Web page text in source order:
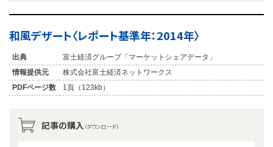
和風デザート〈レポート基準年：2014年〉
出典
富士経済グループ「マーケットシェアデータ」
情報提供元
株式会社富士経済ネットワークス
PDFページ数
1頁（123kb）
記事の購入 （ダウンロード）